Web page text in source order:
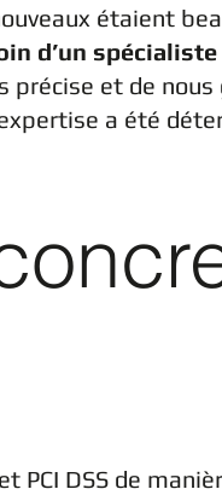
étaient
d’un
précise et de nous
a été
PCI DSS de